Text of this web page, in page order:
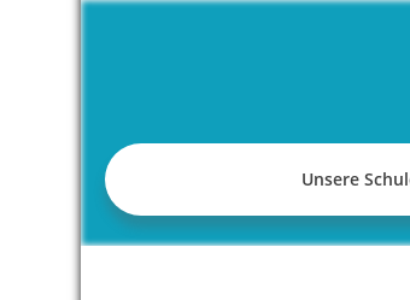
Unsere